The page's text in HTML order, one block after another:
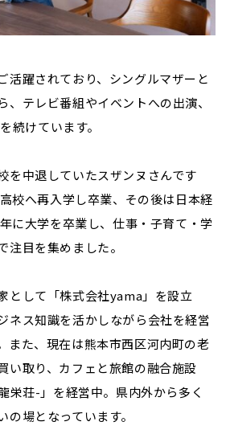
活躍されており、シングルマザーと
、テレビ番組やイベントへの出演、
続けています。
を中退していたスザンヌさんです
校へ再入学し卒業、その後は日本経
に大学を卒業し、仕事・子育て・学
注目を集めました。
として「株式会社yama」を設立
ネス知識を活かしながら会社を経営
また、現在は熊本市西区河内町の老
い取り、カフェと旅館の融合施設
栄荘-」を経営中。県内外から多く
場となっています。